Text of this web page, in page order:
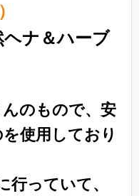
ヘナ＆ハーブ
んのもので、安
使用しており
行っていて、